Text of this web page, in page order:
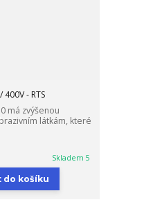
- RTS
má zvýšenou
látkám, které
Skladem 5
do košíku